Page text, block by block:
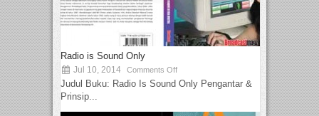
Radio is Sound Only
Jul 10, 2014 Comments Off
Judul Buku: Radio Is Sound Only Pengantar &
Prinsip...